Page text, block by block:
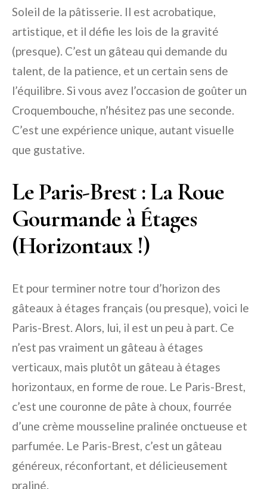
Soleil de la pâtisserie. Il est acrobatique,
artistique, et il défie les lois de la gravité
(presque). C’est un gâteau qui demande du
talent, de la patience, et un certain sens de
l’équilibre. Si vous avez l’occasion de goûter un
Croquembouche, n’hésitez pas une seconde.
C’est une expérience unique, autant visuelle
que gustative.
Le Paris-Brest : La Roue
Gourmande à Étages
(Horizontaux !)
Et pour terminer notre tour d’horizon des
gâteaux à étages français (ou presque), voici le
Paris-Brest. Alors, lui, il est un peu à part. Ce
n’est pas vraiment un gâteau à étages
verticaux, mais plutôt un gâteau à étages
horizontaux, en forme de roue. Le Paris-Brest,
c’est une couronne de pâte à choux, fourrée
d’une crème mousseline pralinée onctueuse et
parfumée. Le Paris-Brest, c’est un gâteau
généreux, réconfortant, et délicieusement
praliné.